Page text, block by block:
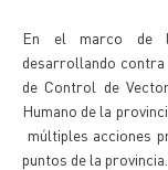
En el marco de
desarrollando contra
de Control de
Humano de la
múltiples acciones
puntos de la provincia.